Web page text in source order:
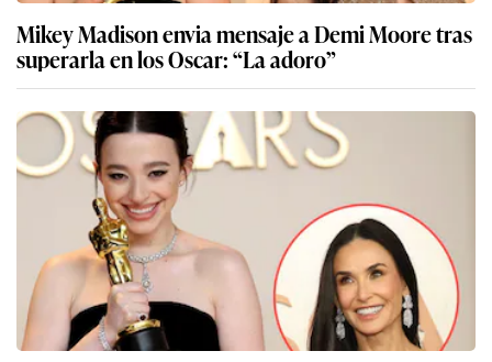
Mikey Madison envia mensaje a Demi Moore tras
superarla en los Oscar: “La adoro”